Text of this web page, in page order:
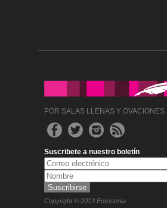
POR SALAS LLENAS Y OVACIONES
Suscribete a nuestro boletín
Copyright © 2013 Entretenia